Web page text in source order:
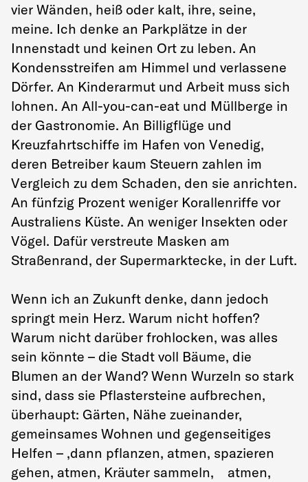
vier Wänden, heiß oder kalt, ihre, seine,
meine. Ich denke an Parkplätze in der
Innenstadt und keinen Ort zu leben. An
Kondensstreifen am Himmel und verlassene
Dörfer. An Kinderarmut und Arbeit muss sich
lohnen. An All-you-can-eat und Müllberge in
der Gastronomie. An Billigflüge und
Kreuzfahrtschiffe im Hafen von Venedig,
deren Betreiber kaum Steuern zahlen im
Vergleich zu dem Schaden, den sie anrichten.
An fünfzig Prozent weniger Korallenriffe vor
Australiens Küste. An weniger Insekten oder
Vögel. Dafür verstreute Masken am
Straßenrand, der Supermarktecke, in der Luft.
Wenn ich an Zukunft denke, dann jedoch
springt mein Herz. Warum nicht hoffen?
Warum nicht darüber frohlocken, was alles
sein könnte – die Stadt voll Bäume, die
Blumen an der Wand? Wenn Wurzeln so stark
sind, dass sie Pflastersteine aufbrechen,
überhaupt: Gärten, Nähe zueinander,
gemeinsames Wohnen und gegenseitiges
Helfen – ,dann pflanzen, atmen, spazieren
gehen, atmen, Kräuter sammeln, atmen,